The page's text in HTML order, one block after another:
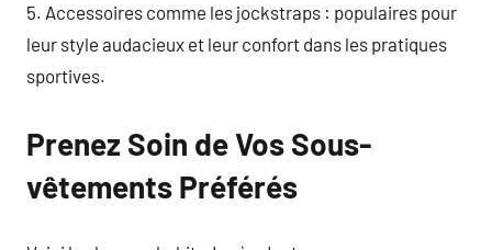
5. Accessoires comme les jockstraps : populaires pour
leur style audacieux et leur confort dans les pratiques
sportives.
Prenez Soin de Vos Sous-
vêtements Préférés